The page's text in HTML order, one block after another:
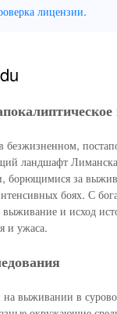
лицензии.
ландшафт
за
боях. С
и исход
и ужаса.
выживании в